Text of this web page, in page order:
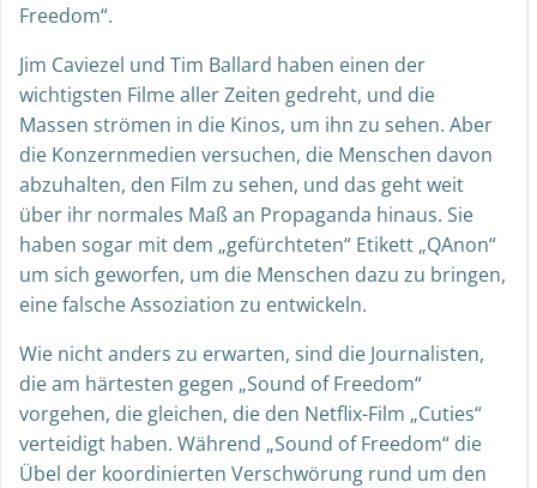
Freedom“.
Jim Caviezel und Tim Ballard haben einen der
wichtigsten Filme aller Zeiten gedreht, und die
Massen strömen in die Kinos, um ihn zu sehen. Aber
die Konzernmedien versuchen, die Menschen davon
abzuhalten, den Film zu sehen, und das geht weit
über ihr normales Maß an Propaganda hinaus. Sie
haben sogar mit dem „gefürchteten“ Etikett „QAnon“
um sich geworfen, um die Menschen dazu zu bringen,
eine falsche Assoziation zu entwickeln.
Wie nicht anders zu erwarten, sind die Journalisten,
die am härtesten gegen „Sound of Freedom“
vorgehen, die gleichen, die den Netflix-Film „Cuties“
verteidigt haben. Während „Sound of Freedom“ die
Übel der koordinierten Verschwörung rund um den